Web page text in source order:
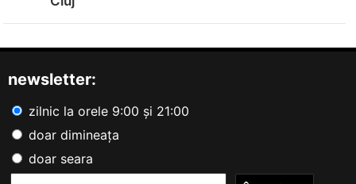
newsletter:
zilnic la orele 9:00 și 21:00
doar dimineața
doar seara